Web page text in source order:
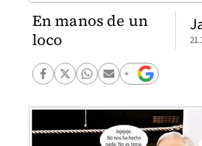
En manos de un
loco